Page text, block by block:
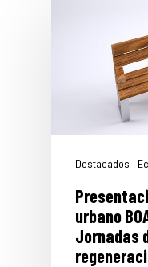
Destacados
urbano
Jornadas